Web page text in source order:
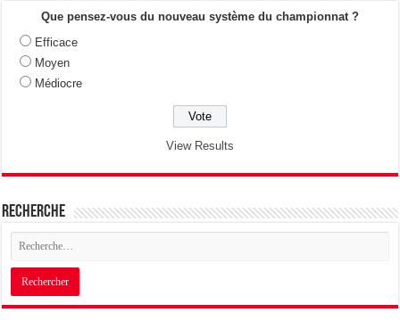
Que pensez-vous du nouveau système du championnat ?
Efficace
Moyen
Médiocre
View Results
Recherche